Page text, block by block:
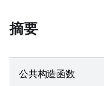
摘要
公共构造函数